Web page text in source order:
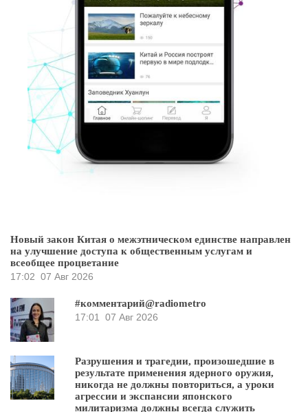
Новый закон Китая о межэтническом единстве направлен
на улучшение доступа к общественным услугам и
всеобщее процветание
17:02 07 Авг 2026
#комментарий@radiometro
17:01
07 Авг 2026
Разрушения и трагедии, произошедшие в
результате применения ядерного оружия,
никогда не должны повториться, а уроки
агрессии и экспансии японского
милитаризма должны всегда служить